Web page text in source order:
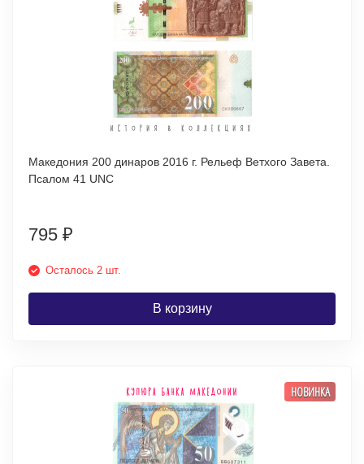
Македония 200 динаров 2016 г. Рельеф Ветхого Завета.
Псалом 41 UNC
795 ₽
Осталось 2 шт.
В корзину
НОВИНКА